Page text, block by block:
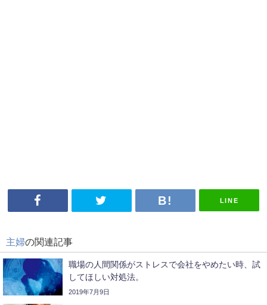
LINE
主婦の関連記事
職場の人間関係がストレスで会社をやめたい時、試
してほしい対処法。
2019年7月9日